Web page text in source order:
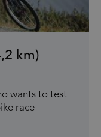
km)
wants to test
race